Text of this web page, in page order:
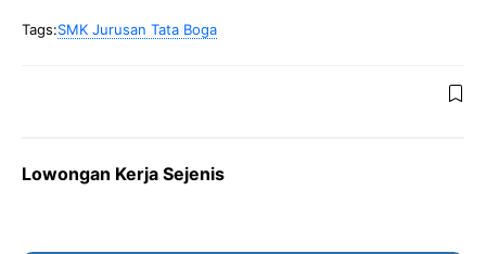
Tags:SMK Jurusan Tata Boga
Lowongan Kerja Sejenis